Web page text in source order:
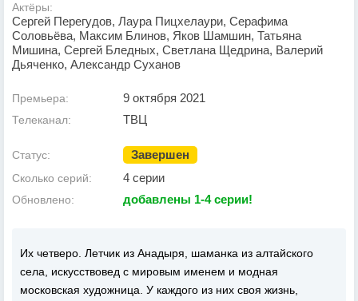
Актёры:
Сергей Перегудов, Лаура Пицхелаури, Серафима
Соловьёва, Максим Блинов, Яков Шамшин, Татьяна
Мишина, Сергей Бледных, Светлана Щедрина, Валерий
Дьяченко, Александр Суханов
Премьера: 9 октября 2021
Телеканал: ТВЦ
Статус: Завершен
Сколько серий: 4 серии
Обновлено: добавлены 1-4 серии!
Их четверо. Летчик из Анадыря, шаманка из алтайского
села, искусствовед с мировым именем и модная
московская художница. У каждого из них своя жизнь,